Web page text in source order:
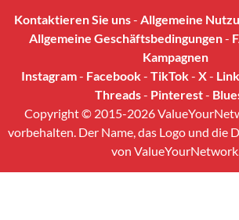
Kontaktieren Sie uns- Allgemeine
Allgemeine Geschäftsbedingungen-
Kampagnen
Instagram- Facebook- TikTok- X-
Threads- Pinterest-
Copyright © 2015-2026
vorbehalten. Der Name, das Logo und die
von